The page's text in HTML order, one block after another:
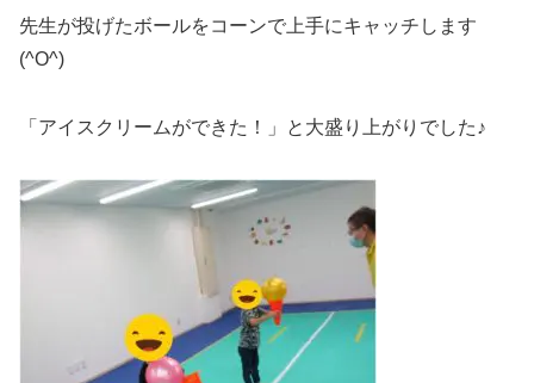
先生が投げたボールをコーンで上手にキャッチします
(^O^)
「アイスクリームができた！」と大盛り上がりでした♪